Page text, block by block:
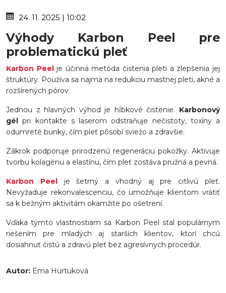
24. 11. 2025 | 10:02
Výhody Karbon Peel pre
problematickú pleť
Karbon Peel je účinná metóda čistenia pleti a zlepšenia jej
štruktúry. Používa sa najmä na redukciu mastnej pleti, akné a
rozšírených pórov.
Jednou z hlavných výhod je hĺbkové čistenie. Karbonový
gél pri kontakte s laserom odstraňuje nečistoty, toxíny a
odumreté bunky, čím pleť pôsobí sviežo a zdravšie.
Zákrok podporuje prirodzenú regeneráciu pokožky. Aktivuje
tvorbu kolagénu a elastínu, čím pleť zostáva pružná a pevná.
Karbon Peelje šetrný a vhodný aj pre citlivú pleť.
Nevyžaduje rekonvalescenciu, čo umožňuje klientom vrátiť
sa k bežným aktivitám okamžite po ošetrení.
Vďaka týmto vlastnostiam sa Karbon Peel stal populárnym
riešením pre mladých aj starších klientov, ktorí chcú
dosiahnuť čistú a zdravú pleť bez agresívnych procedúr.
Autor: Ema Hurtuková